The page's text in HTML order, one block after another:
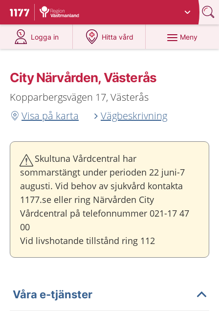
Till startsidan för 1177
Du har valt region
Logga in
på 1177.se
Hitta vård
på 1177.se
Meny
City Närvården, Västerås
Kopparbergsvägen 17, Västerås
Visa på karta
Vägbeskrivning
Skultuna Vårdcentral har
sommarstängt under perioden 22 juni-7
augusti. Vid behov av sjukvård kontakta
1177.se eller ring Närvården City
Vårdcentral på telefonnummer 021-17 47
00
Vid livshotande tillstånd ring 112
Våra e-tjänster